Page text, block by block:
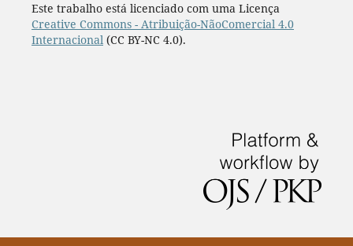
Este trabalho está licenciado com uma Licença
Creative Commons - Atribuição-NãoComercial 4.0
Internacional(CC BY-NC 4.0).